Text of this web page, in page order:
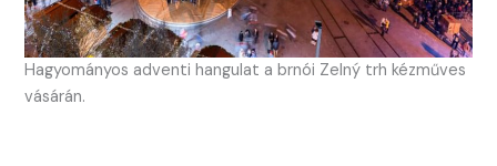
Hagyományos adventi hangulat a brnói Zelný trh kézműves
vásárán.